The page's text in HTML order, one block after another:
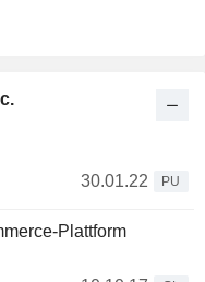
30.01.22
PU
Plattform